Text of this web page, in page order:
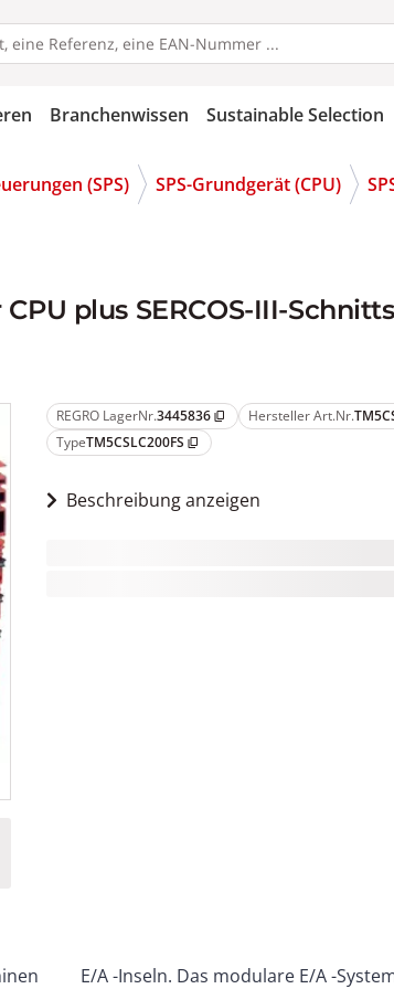
Branchenwissen Sustainable Selection
(SPS) SPS-Grundgerät (CPU)
plus SERCOS-III-
REGRO LagerNr.3445836 content_copy Hersteller Art.Nr.
TypeTM5CSLC200FS content_copy
Beschreibung anzeigen
sich